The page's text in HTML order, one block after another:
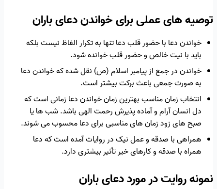
توصیه های عملی برای خواندن دعای باران
خواندن دعا با حضور قلب دعا تنها به تکرار الفاظ نیست بلکه
باید با نیت خالص و حضور قلب خوانده شود.
خواندن در جمع از پیامبر اسلام (ص) نقل شده که خواندن دعا
به صورت جمعی باعث برکت بیشتر است.
انتخاب زمان مناسب بهترین زمان خواندن دعا زمانی است که
دل انسان آرام و آماده پذیرش رحمت الهی باشد. شب ها یا
صبح های زود زمان های مناسبی برای دعا محسوب می شوند.
همراهی با صدقه و عمل نیک در روایات آمده است که دعا
همراه با صدقه و کارهای خیر تأثیر بیشتری دارد.
نمونه روایت در مورد دعای باران